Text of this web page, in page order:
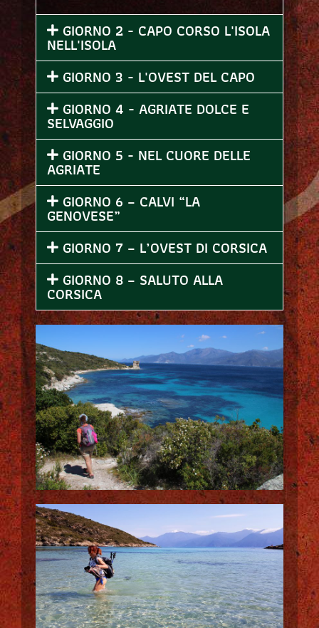
GIORNO 2 - CAPO CORSO L'ISOLA
NELL'ISOLA
GIORNO 3 - L'OVEST DEL CAPO
GIORNO 4 - AGRIATE DOLCE E
SELVAGGIO
GIORNO 5 - NEL CUORE DELLE
AGRIATE
GIORNO 6 – CALVI “LA
GENOVESE”
GIORNO 7 – L’OVEST DI CORSICA
GIORNO 8 – SALUTO ALLA
CORSICA